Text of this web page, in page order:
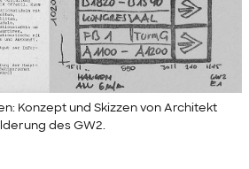
Konzept und Skizzen von Architekt
des GW2.